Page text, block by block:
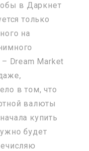
в Даркнет
только
на
Dream Market
в том, что
валюты
купить
будет